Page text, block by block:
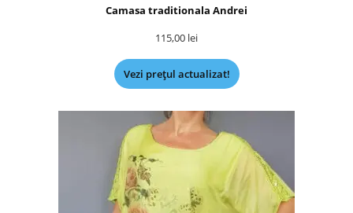
Camasa traditionala Andrei
115,00 lei
Vezi prețul actualizat!